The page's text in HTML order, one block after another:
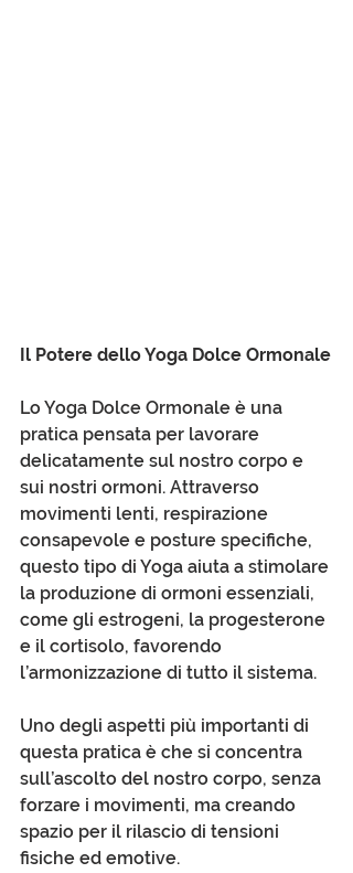
Il Potere dello Yoga Dolce Ormonale
Lo Yoga Dolce Ormonale è una
pratica pensata per lavorare
delicatamente sul nostro corpo e
sui nostri ormoni. Attraverso
movimenti lenti, respirazione
consapevole e posture specifiche,
questo tipo di Yoga aiuta a stimolare
la produzione di ormoni essenziali,
come gli estrogeni, la progesterone
e il cortisolo, favorendo
l’armonizzazione di tutto il sistema.
Uno degli aspetti più importanti di
questa pratica è che si concentra
sull’ascolto del nostro corpo, senza
forzare i movimenti, ma creando
spazio per il rilascio di tensioni
fisiche ed emotive.